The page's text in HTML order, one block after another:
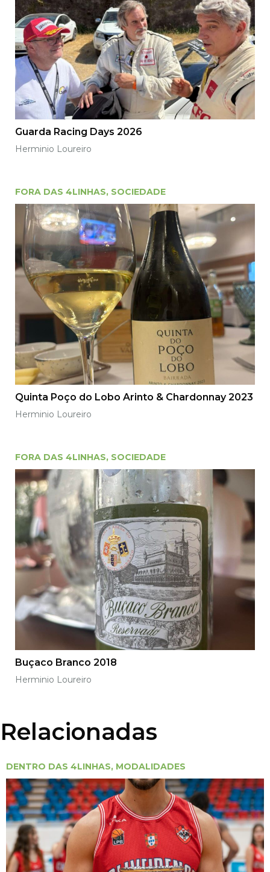
Guarda Racing Days 2026
Herminio Loureiro
FORA DAS 4LINHAS, SOCIEDADE
Quinta Poço do Lobo Arinto & Chardonnay 2023
Herminio Loureiro
FORA DAS 4LINHAS, SOCIEDADE
Buçaco Branco 2018
Herminio Loureiro
Relacionadas
DENTRO DAS 4LINHAS, MODALIDADES